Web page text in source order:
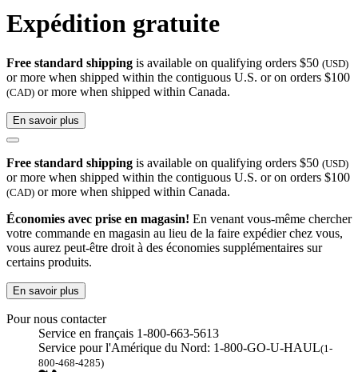
Expédition gratuite
Free standard shipping is available on qualifying orders $50 (USD)
or more when shipped within the contiguous U.S. or on orders $100
(CAD) or more when shipped within Canada.
En savoir plus
Free standard shipping is available on qualifying orders $50 (USD)
or more when shipped within the contiguous U.S. or on orders $100
(CAD) or more when shipped within Canada.
Économies avec prise en magasin! En venant vous-même chercher
votre commande en magasin au lieu de la faire expédier chez vous,
vous aurez peut-être droit à des économies supplémentaires sur
certains produits.
En savoir plus
Pour nous contacter
Service en français 1-800-663-5613
Service pour l'Amérique du Nord: 1-800-GO-U-HAUL(1-
800-468-4285)